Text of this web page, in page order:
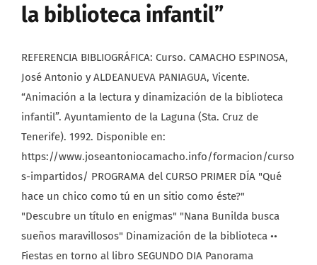
la biblioteca infantil”
REFERENCIA BIBLIOGRÁFICA: Curso. CAMACHO ESPINOSA,
José Antonio y ALDEANUEVA PANIAGUA, Vicente.
“Animación a la lectura y dinamización de la biblioteca
infantil”. Ayuntamiento de la Laguna (Sta. Cruz de
Tenerife). 1992. Disponible en:
https://www.joseantoniocamacho.info/formacion/curso
s-impartidos/ PROGRAMA del CURSO PRIMER DÍA "Qué
hace un chico como tú en un sitio como éste?"
"Descubre un título en enigmas" "Nana Bunilda busca
sueños maravillosos" Dinamización de la biblioteca ••
Fiestas en torno al libro SEGUNDO DIA Panorama